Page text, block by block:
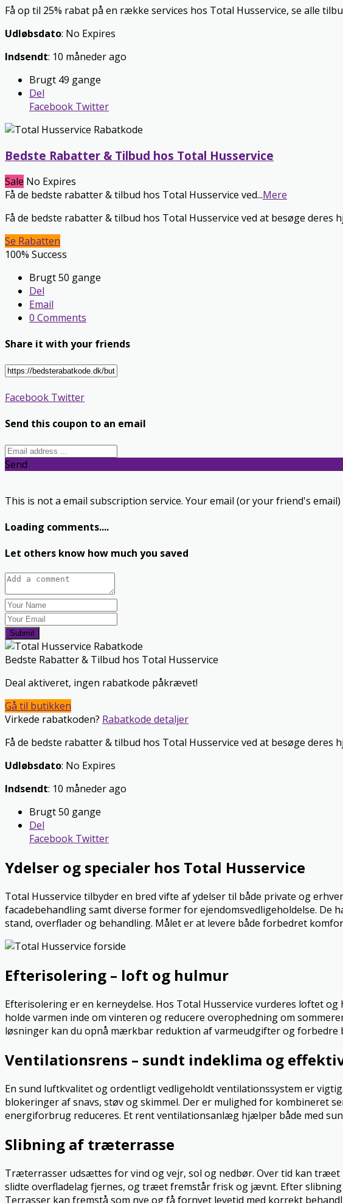
Få op til 25% rabat på en række services hos Total Husservice, se alle
Udløbsdato: No Expires
Indsendt: 10 måneder ago
Brugt 49 gange
Del
Facebook Twitter
Bedste Rabatter & Tilbud hos Total Husservice
Sale No Expires
Få de bedste rabatter & tilbud hos Total Husservice ved...Mere
Få de bedste rabatter & tilbud hos Total Husservice ved at besøge deres
Se Rabatten
100% Success
Brugt 50 gange
Del
Email
0 Comments
Share it with your friends
Facebook Twitter
Send this coupon to an email
Send
This is not a email subscription service. Your email (or your friend's
Loading comments....
Let others know how much you saved
Submit
Bedste Rabatter & Tilbud hos Total Husservice
Deal aktiveret, ingen rabatkode påkrævet!
Gå til butikken
Virkede rabatkoden? Rabatkode detaljer
Få de bedste rabatter & tilbud hos Total Husservice ved at besøge deres
Udløbsdato: No Expires
Indsendt: 10 måneder ago
Brugt 50 gange
Del
Facebook Twitter
Ydelser og specialer hos Total Husservice
Total Husservice tilbyder en bred vifte af ydelser til både private og
facadebehandling samt diverse former for ejendomsvedligeholdelse.
stand, overflader og behandling. Målet er at levere både forbedret
Efterisolering – loft og hulmur
Efterisolering er en kerneydelse. Hos Total Husservice vurderes loftet
holde varmen inde om vinteren og reducere overophedning om
løsninger kan du opnå mærkbar reduktion af varmeudgifter og
Ventilationsrens – sundt indeklima og
En sund luftkvalitet og ordentligt vedligeholdt ventilationssystem er
blokeringer af snavs, støv og skimmel. Der er mulighed for kombineret
energiforbrug reduceres. Et rent ventilationsanlæg hjælper både med
Slibning af træterrasse
Træterrasser udsættes for vind og vejr, sol og nedbør. Over tid kan
slidte overfladelag fjernes, og træet fremstår frisk og jævnt. Efter
Terrasser kan fremstå som nye og få fornyet levetid med korrekt